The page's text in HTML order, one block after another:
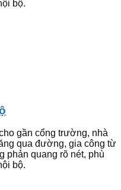
bộ.
gần cổng trường, nhà
qua đường, gia công từ
phản quang rõ nét, phù
bộ.